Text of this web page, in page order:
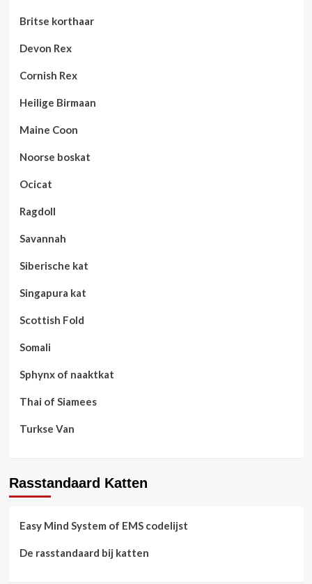
Britse korthaar
Devon Rex
Cornish Rex
Heilige Birmaan
Maine Coon
Noorse boskat
Ocicat
Ragdoll
Savannah
Siberische kat
Singapura kat
Scottish Fold
Somali
Sphynx of naaktkat
Thai of Siamees
Turkse Van
Rasstandaard Katten
Easy Mind System of EMS codelijst
De rasstandaard bij katten